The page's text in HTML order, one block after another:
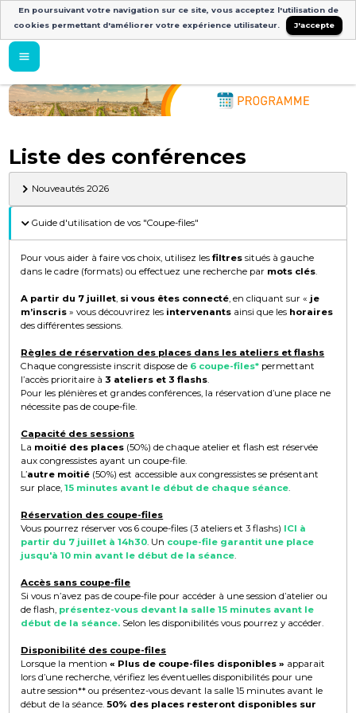
Liste des conférences
Nouveautés 2026
Guide d'utilisation de vos "Coupe-files"
Pour vous aider à faire vos choix, utilisez lesfiltres situés à gauche
dans le cadre (formats) ou effectuez une recherche par mots clés.
A partir du 7 juillet, si vous êtes connecté, en cliquant sur « je
m’inscris » vous découvrirez les intervenants ainsi que les horaires
des différentes sessions.
Règles de réservation des places dans les ateliers et flashs
Chaque congressiste inscrit dispose de 6 coupe-files* permettant
l’accès prioritaire à3 ateliers et 3 flashs.
Pour les plénières et grandes conférences, la réservation d’une place ne
nécessite pas de coupe-file.
Capacité des sessions
La moitié des places (50%) de chaque atelier et flash est réservée
aux congressistes ayant un coupe-file.
L’autre moitié (50%) est accessible aux congressistes se présentant
sur place,15 minutes avant le début de chaque séance.
Réservation des coupe-files
Vous pourrez réserver vos 6 coupe-files (3 ateliers et 3 flashs) ICI à
partir du 7 juillet à 14h30. Un coupe-file garantit une place
jusqu'à 10 min avant le début de la séance.
Accès sans coupe-file
Si vous n’avez pas de coupe-file pour accéder à une session d’atelier ou
de flash, présentez-vous devant la salle 15 minutes avant le
début de la séance. Selon les disponibilités vous pourrez y accéder.
Disponibilité des coupe-files
Lorsque la mention« Plus de coupe-files disponibles » apparait
lors d’une recherche, vérifiez les éventuelles disponibilités pour une
autre session** ou présentez-vous devant la salle 15 minutes avant le
début de la séance.50% des places resteront disponibles sur
En poursuivant votre navigation sur ce site, vous acceptez l'utilisation de
cookies permettant d'améliorer votre expérience utilisateur.
J'accepte